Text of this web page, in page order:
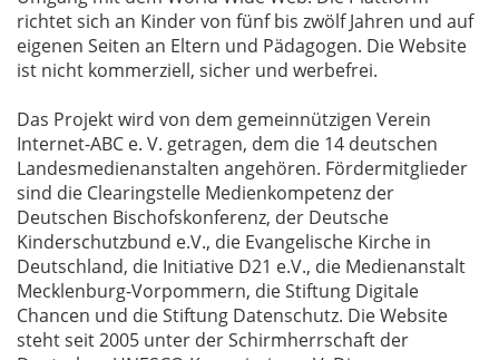
richtet sich an Kinder von fünf bis zwölf Jahren und auf
eigenen Seiten an Eltern und Pädagogen. Die Website
ist nicht kommerziell, sicher und werbefrei.
Das Projekt wird von dem gemeinnützigen Verein
Internet-ABC e. V. getragen, dem die 14 deutschen
Landesmedienanstalten angehören. Fördermitglieder
sind die Clearingstelle Medienkompetenz der
Deutschen Bischofskonferenz, der Deutsche
Kinderschutzbund e.V., die Evangelische Kirche in
Deutschland, die Initiative D21 e.V., die Medienanstalt
Mecklenburg-Vorpommern, die Stiftung Digitale
Chancen und die Stiftung Datenschutz. Die Website
steht seit 2005 unter der Schirmherrschaft der